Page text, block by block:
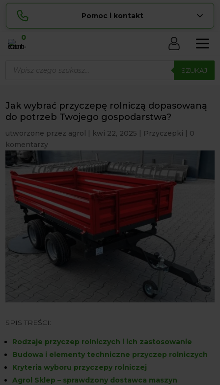
Pomoc i kontakt
Lucyna
pokaż numer
534 853 ...
zamowienia@ ... pokaż e-mail
biuro@ ... pokaż e-mail
Biuro obsługi klienta czynne Pn-Sb: 8:00 – 20:00
0
produktów SZUKAJ
Jak wybrać przyczepę rolniczą dopasowaną
do potrzeb Twojego gospodarstwa?
utworzone przez agrol | kwi 22, 2025 | Przyczepki | 0
komentarzy
SPIS TREŚCI:
Rodzaje przyczep rolniczych i ich zastosowanie
Budowa i elementy techniczne przyczep rolniczych
Kryteria wyboru przyczepy rolniczej
Agrol Sklep – sprawdzony dostawca maszyn